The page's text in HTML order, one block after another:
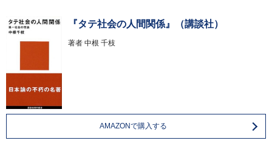
『タテ社会の人間関係』（講談社）
著者 中根 千枝
AMAZONで購入する